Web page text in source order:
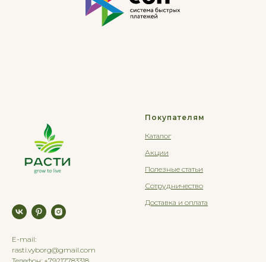
E-mail:
rasti.vyborg@gmail.com
Покупателям
Каталог
Акции
Полезные статьи
Сотрудничество
Доставка и оплата